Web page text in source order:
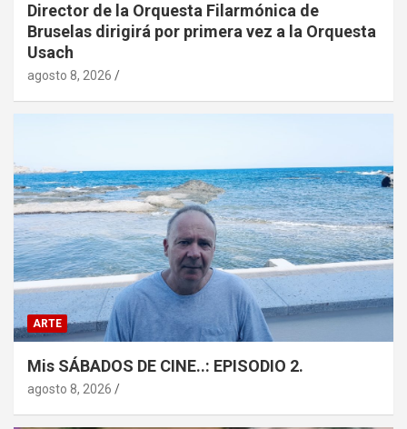
Director de la Orquesta Filarmónica de
Bruselas dirigirá por primera vez a la Orquesta
Usach
agosto 8, 2026
ARTE
Mis SÁBADOS DE CINE..: EPISODIO 2.
agosto 8, 2026